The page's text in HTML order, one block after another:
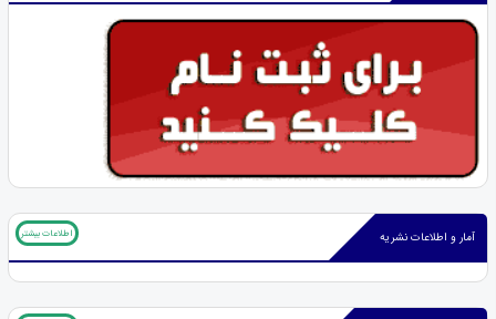
آمار و اطلاعات نشریه اطلاعات بیشتر